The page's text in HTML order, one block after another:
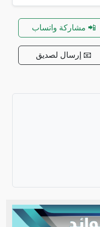
📲 مشاركة واتساب
📧 إرسال لصديق